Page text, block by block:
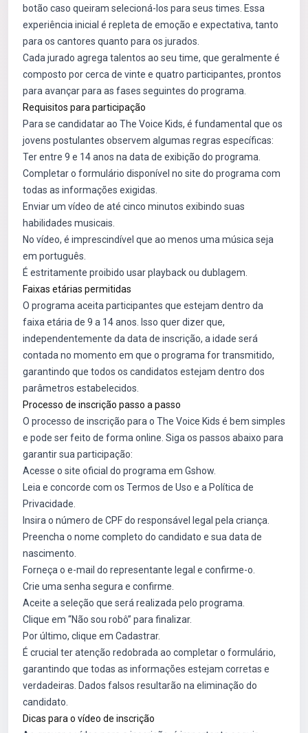
botão caso queiram selecioná-los para seus times. Essa
experiência inicial é repleta de emoção e expectativa, tanto
para os cantores quanto para os jurados.
Cada jurado agrega talentos ao seu time, que geralmente é
composto por cerca de vinte e quatro participantes, prontos
para avançar para as fases seguintes do programa.
Requisitos para participação
Para se candidatar ao The Voice Kids, é fundamental que os
jovens postulantes observem algumas regras específicas:
Ter entre 9 e 14 anos na data de exibição do programa.
Completar o formulário disponível no site do programa com
todas as informações exigidas.
Enviar um vídeo de até cinco minutos exibindo suas
habilidades musicais.
No vídeo, é imprescindível que ao menos uma música seja
em português.
É estritamente proibido usar playback ou dublagem.
Faixas etárias permitidas
O programa aceita participantes que estejam dentro da
faixa etária de 9 a 14 anos. Isso quer dizer que,
independentemente da data de inscrição, a idade será
contada no momento em que o programa for transmitido,
garantindo que todos os candidatos estejam dentro dos
parâmetros estabelecidos.
Processo de inscrição passo a passo
O processo de inscrição para o The Voice Kids é bem simples
e pode ser feito de forma online. Siga os passos abaixo para
garantir sua participação:
Acesse o site oficial do programa em Gshow
Leia e concorde com os Termos de Uso e a Política de
Privacidade.
Insira o número de CPF do responsável legal pela criança.
Preencha o nome completo do candidato e sua data de
nascimento.
Forneça o e-mail do representante legal e confirme-o.
Crie uma senha segura e confirme.
Aceite a seleção que será realizada pelo programa.
Clique em “Não sou robô” para finalizar.
Por último, clique em Cadastrar.
É crucial ter atenção redobrada ao completar o formulário,
garantindo que todas as informações estejam corretas e
verdadeiras. Dados falsos resultarão na eliminação do
candidato.
Dicas para o vídeo de inscrição